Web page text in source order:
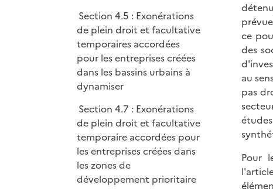
Section 4.5 : Exonérations
de plein droit et facultative
temporaires accordées
pour les entreprises créées
dans les bassins urbains à
dynamiser
Section 4.7 : Exonérations
de plein droit et facultative
temporaire accordées pour
les entreprises créées dans
les zones de
développement prioritaire
ce
des
au
pas
Pour